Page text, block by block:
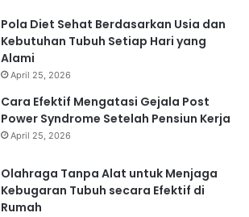
Pola Diet Sehat Berdasarkan Usia dan
Kebutuhan Tubuh Setiap Hari yang
Alami
April 25, 2026
Cara Efektif Mengatasi Gejala Post
Power Syndrome Setelah Pensiun Kerja
April 25, 2026
Olahraga Tanpa Alat untuk Menjaga
Kebugaran Tubuh secara Efektif di
Rumah